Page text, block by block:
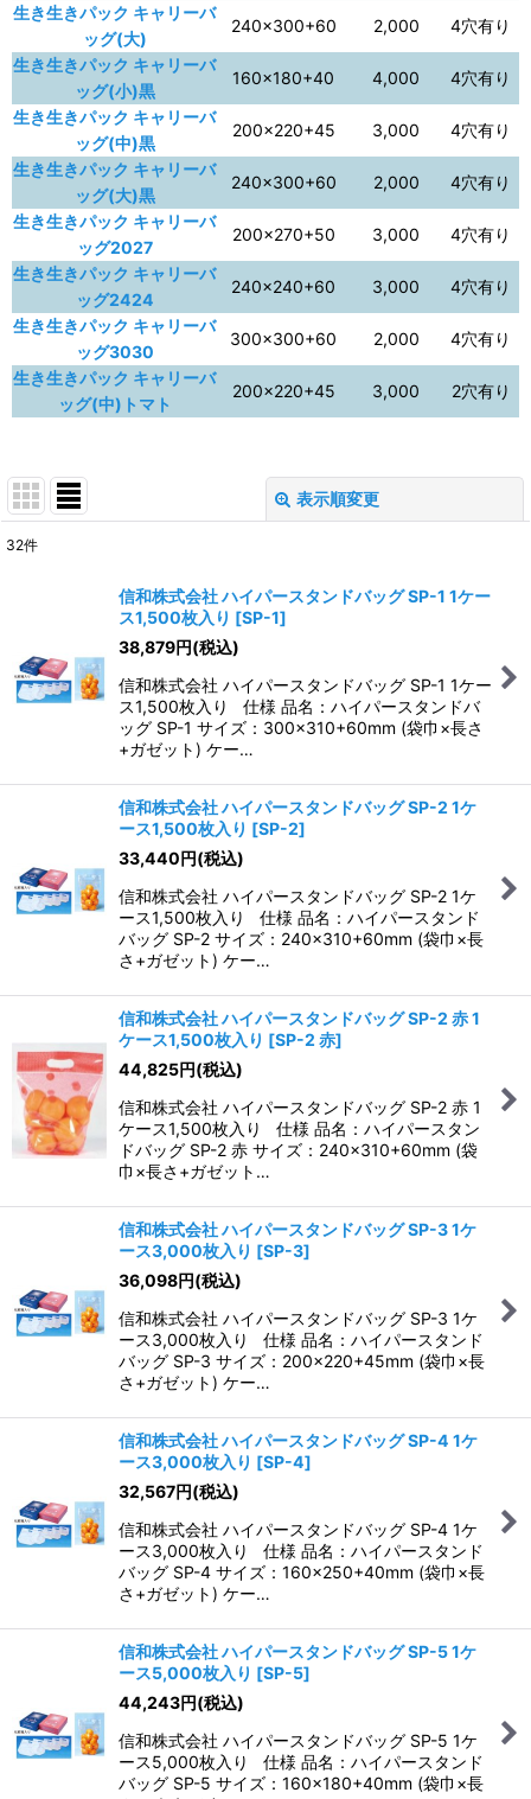
生き生きパック キャリーバ
ッグ(大)
240×300+60 2,000
4穴有り
生き生きパック キャリーバ
ッグ(小)黒
160×180+40 4,000
4穴有り
生き生きパック キャリーバ
ッグ(中)黒
200×220+45 3,000
4穴有り
生き生きパック キャリーバ
ッグ(大)黒
240×300+60 2,000
4穴有り
生き生きパック キャリーバ
ッグ2027
200×270+50 3,000
4穴有り
生き生きパック キャリーバ
ッグ2424
240×240+60 3,000
4穴有り
生き生きパック キャリーバ
ッグ3030
300×300+60 2,000
4穴有り
生き生きパック キャリーバ
ッグ(中)トマト
200×220+45 3,000 2穴有り
表示順変更
絞り込む
32件
信和株式会社 ハイパースタンドバッグ SP-1 1ケー
ス1,500枚入り [SP-1]
38,879円(税込)
信和株式会社 ハイパースタンドバッグ SP-1 1ケー
ス1,500枚入り 仕様 品名：ハイパースタンドバ
ッグ SP-1 サイズ：300×310+60mm (袋巾×長さ
+ガゼット) ケー…
信和株式会社 ハイパースタンドバッグ SP-2 1ケ
ース1,500枚入り [SP-2]
33,440円(税込)
信和株式会社 ハイパースタンドバッグ SP-2 1ケ
ース1,500枚入り 仕様 品名：ハイパースタンド
バッグ SP-2 サイズ：240×310+60mm (袋巾×長
さ+ガゼット) ケー…
信和株式会社 ハイパースタンドバッグ SP-2 赤 1
ケース1,500枚入り [SP-2 赤]
44,825円(税込)
信和株式会社 ハイパースタンドバッグ SP-2 赤 1
ケース1,500枚入り 仕様 品名：ハイパースタン
ドバッグ SP-2 赤 サイズ：240×310+60mm (袋
巾×長さ+ガゼット…
信和株式会社 ハイパースタンドバッグ SP-3 1ケ
ース3,000枚入り [SP-3]
36,098円(税込)
信和株式会社 ハイパースタンドバッグ SP-3 1ケ
ース3,000枚入り 仕様 品名：ハイパースタンド
バッグ SP-3 サイズ：200×220+45mm (袋巾×長
さ+ガゼット) ケー…
信和株式会社 ハイパースタンドバッグ SP-4 1ケ
ース3,000枚入り [SP-4]
32,567円(税込)
信和株式会社 ハイパースタンドバッグ SP-4 1ケ
ース3,000枚入り 仕様 品名：ハイパースタンド
バッグ SP-4 サイズ：160×250+40mm (袋巾×長
さ+ガゼット) ケー…
信和株式会社 ハイパースタンドバッグ SP-5 1ケ
ース5,000枚入り [SP-5]
44,243円(税込)
信和株式会社 ハイパースタンドバッグ SP-5 1ケ
ース5,000枚入り 仕様 品名：ハイパースタンド
バッグ SP-5 サイズ：160×180+40mm (袋巾×長